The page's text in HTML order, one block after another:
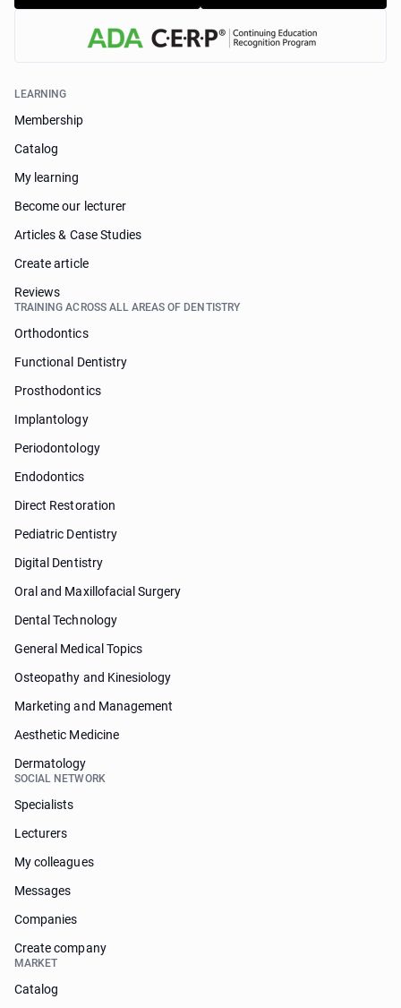
LEARNING
Membership
Catalog
My learning
Become our lecturer
Articles & Case Studies
Create article
Reviews
TRAINING ACROSS ALL AREAS OF DENTISTRY
Orthodontics
Functional Dentistry
Prosthodontics
Implantology
Periodontology
Endodontics
Direct Restoration
Pediatric Dentistry
Digital Dentistry
Oral and Maxillofacial Surgery
Dental Technology
General Medical Topics
Osteopathy and Kinesiology
Marketing and Management
Aesthetic Medicine
Dermatology
SOCIAL NETWORK
Specialists
Lecturers
My colleagues
Messages
Companies
Create company
MARKET
Catalog